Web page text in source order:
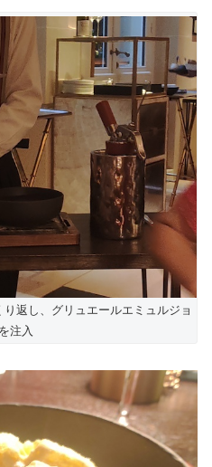
返し、グリュエールエミュルジョ
注入